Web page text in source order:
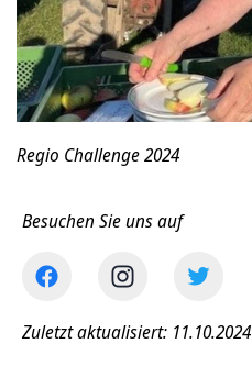
Regio Challenge 2024
Besuchen Sie uns auf
Zuletzt aktualisiert: 11.10.2024